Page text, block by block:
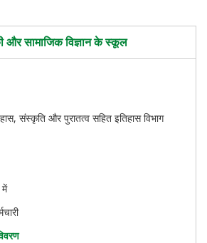
और सामाजिक विज्ञान के स्कूल
संस्कृति और पुरातत्व सहित इतिहास विभाग
में